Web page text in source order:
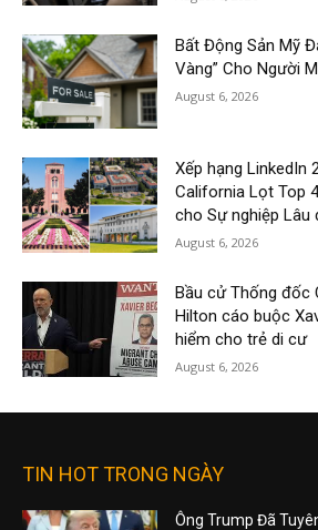
Bất Động Sản Mỹ
Vàng” Cho Người
August 6, 2026
Xếp hạng LinkedIn
California Lọt Top
cho Sự nghiệp Lâu
August 6, 2026
Bầu cử Thống đốc
Hilton cáo buộc
hiểm cho trẻ di cư
August 6, 2026
TIN HOT TRONG NGÀY
Ông Trump Đã